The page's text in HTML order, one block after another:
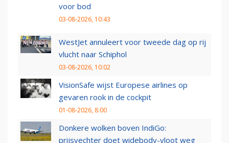
voor bod
03-08-2026, 10:43
WestJet annuleert voor tweede dag op rij
vlucht naar Schiphol
03-08-2026, 10:02
VisionSafe wijst Europese airlines op
gevaren rook in de cockpit
01-08-2026, 8:00
Donkere wolken boven IndiGo:
prijsvechter doet widebody-vloot weg